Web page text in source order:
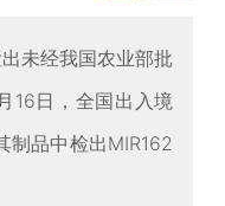
未经我国农业部批
16日，全国出入境
制品中检出MIR162